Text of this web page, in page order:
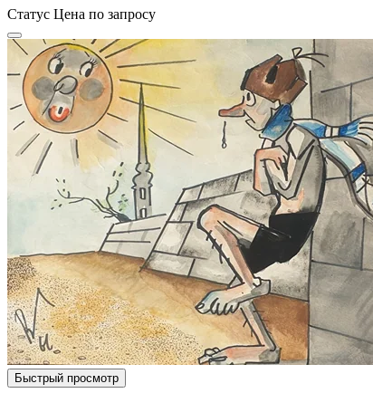
Статус Цена по запросу
Быстрый просмотр